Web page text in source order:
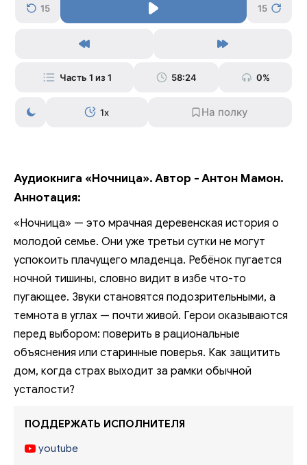
15 15
Часть 1 из 1 58:24 0%
1x
Аудиокнига «Ночница». Автор - Антон Мамон.
Аннотация:
«Ночница» — это мрачная деревенская история о
молодой семье. Они уже третьи сутки не могут
успокоить плачущего младенца. Ребёнок пугается
ночной тишины, словно видит в избе что-то
пугающее. Звуки становятся подозрительными, а
темнота в углах — почти живой. Герои оказываются
перед выбором: поверить в рациональные
объяснения или старинные поверья. Как защитить
дом, когда страх выходит за рамки обычной
усталости?
ПОДДЕРЖАТЬ ИСПОЛНИТЕЛЯ
youtube